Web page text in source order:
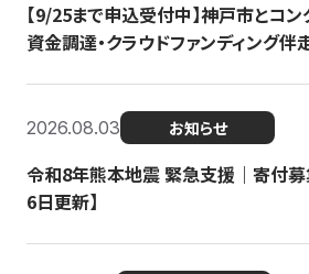
【9/25まで申込受付中】神戸市とコ
資金調達・クラウドファンディング
2026.08.03 お知らせ
令和8年熊本地震 緊急支援｜寄付募
6日更新】